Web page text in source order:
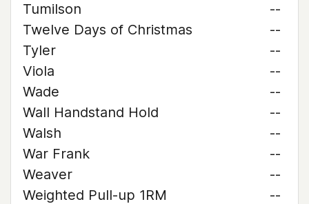
Tumilson
--
Twelve Days of Christmas
--
Tyler
--
Viola
--
Wade
--
Wall Handstand Hold
--
Walsh
--
War Frank
--
Weaver
--
Weighted Pull-up 1RM
--